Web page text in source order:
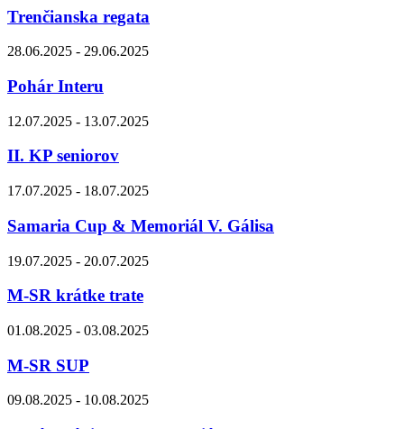
Trenčianska regata
28.06.2025 - 29.06.2025
Pohár Interu
12.07.2025 - 13.07.2025
II. KP seniorov
17.07.2025 - 18.07.2025
Samaria Cup & Memoriál V. Gálisa
19.07.2025 - 20.07.2025
M-SR krátke trate
01.08.2025 - 03.08.2025
M-SR SUP
09.08.2025 - 10.08.2025